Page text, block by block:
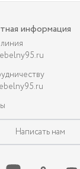
информация
Написать нам